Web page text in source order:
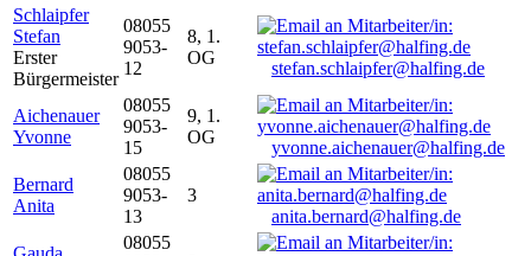
Schlaipfer
Stefan
Erster
Bürgermeister
08055
9053-
12
8, 1.
OG
stefan.schlaipfer@halfing.de
Aichenauer
Yvonne
08055
9053-
15
9, 1.
OG
yvonne.aichenauer@halfing.de
Bernard
Anita
08055
9053-
13
3
anita.bernard@halfing.de
08055